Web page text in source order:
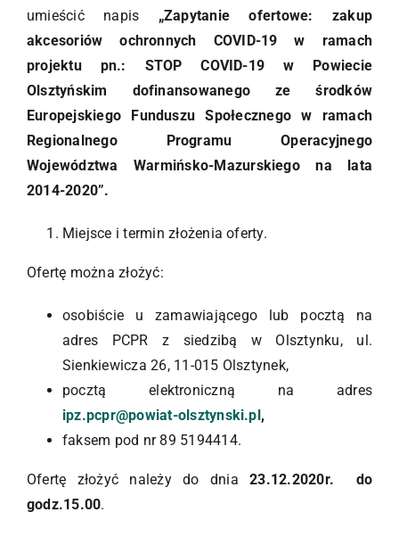
umieścić napis „Zapytanie ofertowe: zakup
akcesoriów ochronnych COVID-19w ramach
projektu pn.: STOP COVID-19 w Powiecie
Olsztyńskim dofinansowanego ze środków
Europejskiego Funduszu Społecznego w ramach
Regionalnego Programu Operacyjnego
Województwa Warmińsko-Mazurskiego na lata
2014-2020”.
Miejsce i termin złożenia oferty.
Ofertę można złożyć:
osobiście u zamawiającego lub pocztą na
adres PCPR z siedzibą w Olsztynku, ul.
Sienkiewicza 26, 11-015 Olsztynek,
pocztą elektroniczną na adres
ipz.pcpr@powiat-olsztynski.pl,
faksem pod nr 89 5194414.
Ofertę złożyć należy do dnia23.12.2020r. do
godz.15.00.